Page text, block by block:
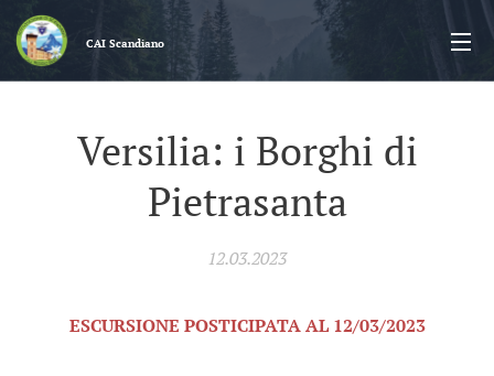
CAI Scandiano
Versilia: i Borghi di
Pietrasanta
12.03.2023
ESCURSIONE POSTICIPATA AL 12/03/2023